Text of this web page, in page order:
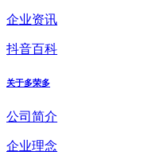
企业资讯
抖音百科
关于多荣多
公司简介
企业理念